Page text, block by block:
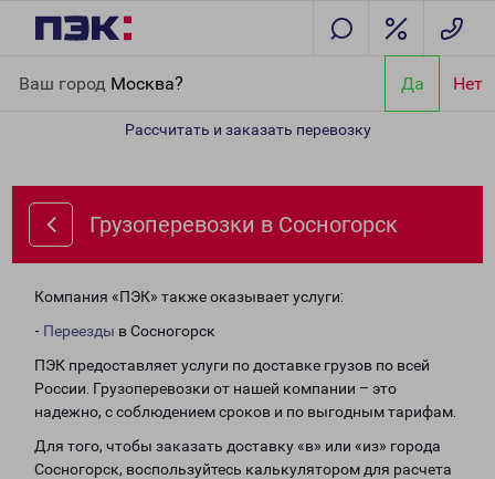
Ваш город Москва? Да Нет
Рассчитать и заказать перевозку
Грузоперевозки в Сосногорск
Компания «ПЭК» также оказывает услуги:
- Переезды в Сосногорск
ПЭК предоставляет услуги по доставке грузов по всей
России. Грузоперевозки от нашей компании – это
надежно, с соблюдением сроков и по выгодным тарифам.
Для того, чтобы заказать доставку «в» или «из» города
Сосногорск, воспользуйтесь калькулятором для расчета